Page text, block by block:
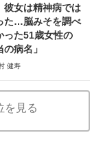
彼女は精神病では
た…脳みそを調べ
った51歳女性の
の病名」
健寿
を見る